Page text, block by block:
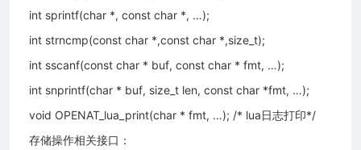
int sprintf(char *, const char *, …);
int strncmp(const char *,const char *,size_t);
int sscanf(const char * buf, const char * fmt, …);
int snprintf(char * buf, size_t len, const char *fmt, …);
void OPENAT_lua_print(char * fmt, …); /* lua日志打印*/
存储操作相关接口：